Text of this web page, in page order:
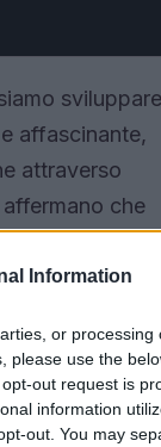
Information
or processing
please use the
out request is
information
out. You may
affascinante,
attraverso
che
allena per
canzone di
sul